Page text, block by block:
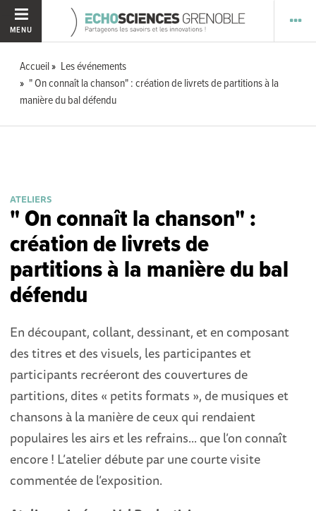
MENU
Accueil
Les événements
" On connaît la chanson" : création de livrets de partitions à la
manière du bal défendu
ATELIERS
" On connaît la chanson" :
création de livrets de
partitions à la manière du bal
défendu
En découpant, collant, dessinant, et en composant
des titres et des visuels, les participantes et
participants recréeront des couvertures de
partitions, dites « petits formats », de musiques et
chansons à la manière de ceux qui rendaient
populaires les airs et les refrains... que l’on connaît
encore ! L’atelier débute par une courte visite
commentée de l’exposition.